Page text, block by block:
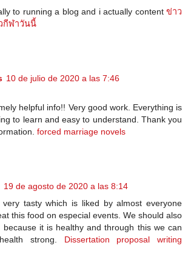
to running a blog and i actually content ข่าว
กีฬาวันนี้
10 de julio de 2020 a las 7:46
helpful info!! Very good work. Everything is
to learn and easy to understand. Thank you
forced marriage novels
19 de agosto de 2020 a las 8:14
tasty which is liked by almost everyone
this food on especial events. We should also
because it is healthy and through this we can
strong. Dissertation proposal writing